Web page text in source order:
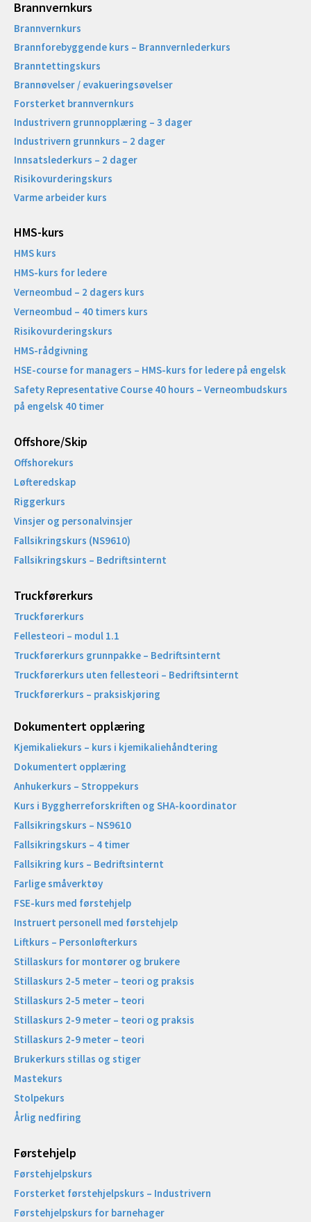
Brannvernkurs
Brannvernkurs
Brannforebyggende kurs – Brannvernlederkurs
Branntettingskurs
Brannøvelser / evakueringsøvelser
Forsterket brannvernkurs
Industrivern grunnopplæring – 3 dager
Industrivern grunnkurs – 2 dager
Innsatslederkurs – 2 dager
Risikovurderingskurs
Varme arbeider kurs
HMS-kurs
HMS kurs
HMS-kurs for ledere
Verneombud – 2 dagers kurs
Verneombud – 40 timers kurs
Risikovurderingskurs
HMS-rådgivning
HSE-course for managers – HMS-kurs for ledere på engelsk
Safety Representative Course 40 hours – Verneombudskurs
på engelsk 40 timer
Offshore/Skip​
Offshorekurs
Løfteredskap
Riggerkurs
Vinsjer og personalvinsjer
Fallsikringskurs (NS9610)
Fallsikringskurs – Bedriftsinternt
Truckførerkurs
Truckførerkurs
Fellesteori – modul 1.1
Truckførerkurs grunnpakke – Bedriftsinternt
Truckførerkurs uten fellesteori – Bedriftsinternt
Truckførerkurs – praksiskjøring
Dokumentert opplæring
Kjemikaliekurs – kurs i kjemikaliehåndtering
Dokumentert opplæring
Anhukerkurs – Stroppekurs
Kurs i Byggherreforskriften og SHA-koordinator
Fallsikringskurs – NS9610
Fallsikringskurs – 4 timer
Fallsikring kurs – Bedriftsinternt
Farlige småverktøy
FSE-kurs med førstehjelp
Instruert personell med førstehjelp
Liftkurs – Personløfterkurs
Stillaskurs for montører og brukere
Stillaskurs 2-5 meter – teori og praksis
Stillaskurs 2-5 meter – teori
Stillaskurs 2-9 meter – teori og praksis
Stillaskurs 2-9 meter – teori
Brukerkurs stillas og stiger
Mastekurs
Stolpekurs
Årlig nedfiring
Førstehjelp
Førstehjelpskurs
Forsterket førstehjelpskurs – Industrivern
Førstehjelpskurs for barnehager